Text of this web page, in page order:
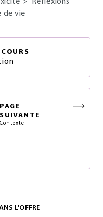
de vie
PAGE
SUIVANTE
Contexte
L'OFFRE